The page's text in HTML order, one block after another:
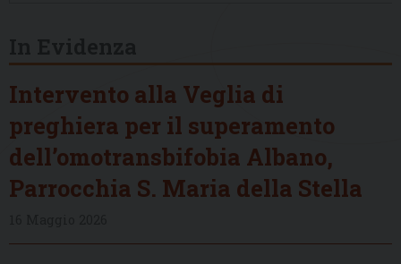
Intervento alla Veglia di
preghiera per il superamento
dell’omotransbifobia Albano,
Parrocchia S. Maria della Stella